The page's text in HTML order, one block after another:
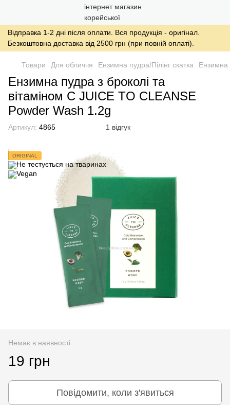
Відправка 1-2 дні після оплати. Вся продукція - оригінал.
Безкоштовна доставка від 2500 грн (при повній оплаті).
Товари Для обличчя Ензимна пудра/Пілінг скатка Ензимна
Ензимна пудра з броколі та
вітаміном С JUICE TO CLEANSE
Powder Wash 1.2g
Артикул: 4865 1 відгук
ORIGINAL
Немає в наявності
19 грн
Повідомити, коли з'явиться